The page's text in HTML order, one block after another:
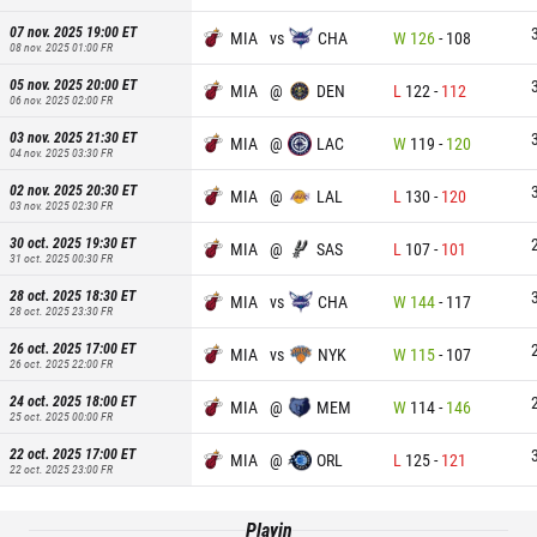
07 nov. 2025 19:00ET
08 nov. 2025 01:00FR MIA vs CHA W 126- 108
05 nov. 2025 20:00ET
06 nov. 2025 02:00FR MIA @ DEN L 122 - 112
03 nov. 2025 21:30ET
04 nov. 2025 03:30FR MIA @ LAC W 119 - 120
02 nov. 2025 20:30ET
03 nov. 2025 02:30FR MIA @ LAL L 130- 120
30 oct. 2025 19:30ET
31 oct. 2025 00:30FR MIA @ SAS L 107- 101
28 oct. 2025 18:30ET
28 oct. 2025 23:30FR MIA vs CHA W 144- 117
26 oct. 2025 17:00ET
26 oct. 2025 22:00FR MIA vs NYK W 115- 107
24 oct. 2025 18:00ET
25 oct. 2025 00:00FR MIA @ MEM W 114- 146
22 oct. 2025 17:00ET
22 oct. 2025 23:00FR MIA @ ORL L 125- 121
Playin